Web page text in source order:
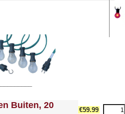
Buiten, 20
€59.99